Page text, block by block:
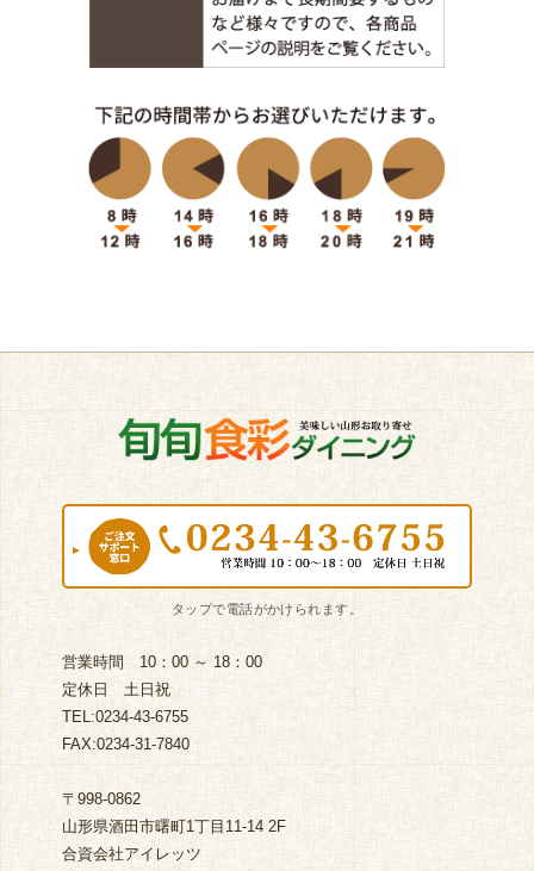
営業時間 10：00 ～ 18：00
定休日 土日祝
TEL:0234-43-6755
FAX:0234-31-7840
〒998-0862
山形県酒田市曙町1丁目11-14 2F
合資会社アイレッツ